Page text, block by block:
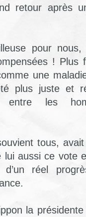
retour après
pour
! Plus
une
plus juste et
entre les
tous,
lui aussi ce vote
d’un réel
la